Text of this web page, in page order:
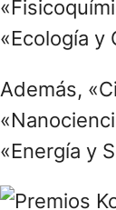
«Ecología y
Además,
«Energía y